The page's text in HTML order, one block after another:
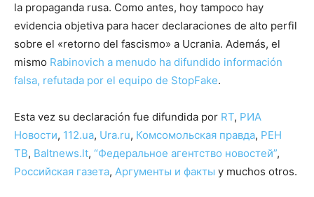
la propaganda rusa. Como antes, hoy tampoco hay
evidencia objetiva para hacer declaraciones de alto perfil
sobre el «retorno del fascismo» a Ucrania. Además, el
mismo Rabinovich a menudo ha difundido información
falsa, refutada por el equipo de StopFake.
Esta vez su declaración fue difundida por RT, РИА
Новости, 112.ua, Ura.ru, Комсомольская правда, РЕН
ТВ, Baltnews.lt, “Федеральное агентство новостей”,
Российская газета, Аргументы и факты y muchos otros.